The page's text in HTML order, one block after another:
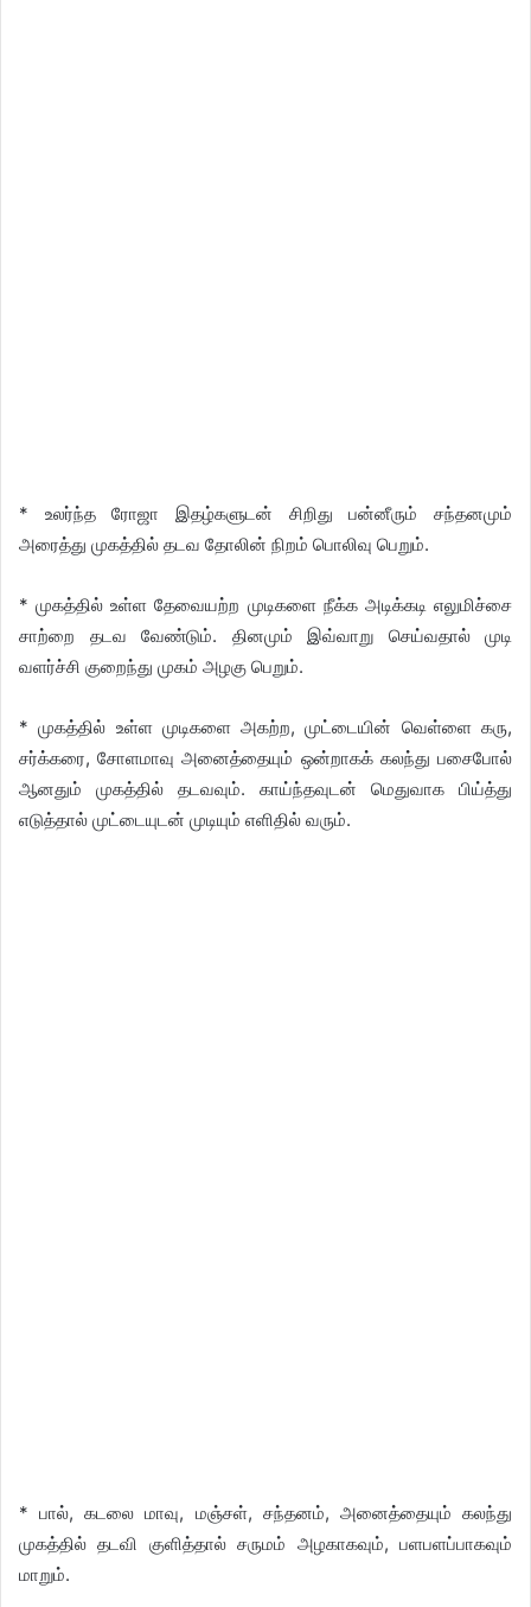
* உலர்ந்த ரோஜா இதழ்களுடன் சிறிது பன்னீரும் சந்தனமும்
அரைத்து முகத்தில் தடவ தோலின் நிறம் பொலிவு பெறும்.
* முகத்தில் உள்ள தேவையற்ற முடிகளை நீக்க அடிக்கடி எலுமிச்சை
சாற்றை தடவ வேண்டும். தினமும் இவ்வாறு செய்வதால் முடி
வளர்ச்சி குறைந்து முகம் அழகு பெறும்.
* முகத்தில் உள்ள முடிகளை அகற்ற, முட்டையின் வெள்ளை கரு,
சர்க்கரை, சோளமாவு அனைத்தையும் ஒன்றாகக் கலந்து பசைபோல்
ஆனதும் முகத்தில் தடவவும். காய்ந்தவுடன் மெதுவாக பிய்த்து
எடுத்தால் முட்டையுடன் முடியும் எளிதில் வரும்.
* பால், கடலை மாவு, மஞ்சள், சந்தனம், அனைத்தையும் கலந்து
முகத்தில் தடவி குளித்தால் சருமம் அழகாகவும், பளபளப்பாகவும்
மாறும்.